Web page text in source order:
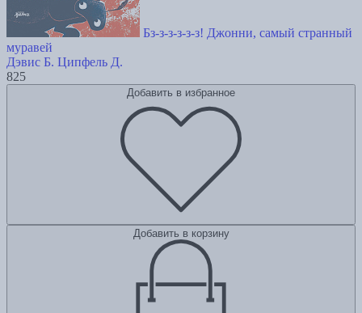
Бз-з-з-з-з-з! Джонни, самый странный
муравей
Дэвис Б. Ципфель Д.
825
Добавить в избранное
Добавить в корзину